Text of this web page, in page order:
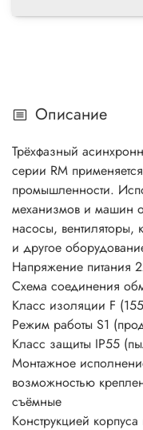
Описание
Трёхфазный
серии RM
промышленности.
механизмов и машин
насосы, вентиляторы,
и другое
Напряжение питания
Схема соединения
Класс изоляции F
Режим работы S1
Класс защиты IP55
Монтажное
возможностью
съёмные
Конструкцией